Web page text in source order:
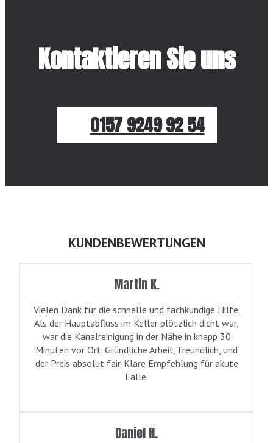
Kontaktieren Sie uns
0157 9249 92 54
KUNDENBEWERTUNGEN
Martin K.
Vielen Dank für die schnelle und fachkundige Hilfe.
Als der Hauptabfluss im Keller plötzlich dicht war,
war die Kanalreinigung in der Nähe in knapp 30
Minuten vor Ort. Gründliche Arbeit, freundlich, und
der Preis absolut fair. Klare Empfehlung für akute
Fälle.
Daniel H.